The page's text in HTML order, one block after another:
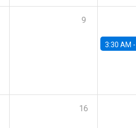
9
3:30 AM -
16